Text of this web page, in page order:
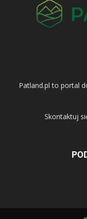
Patland.pl to portal
Skontaktuj